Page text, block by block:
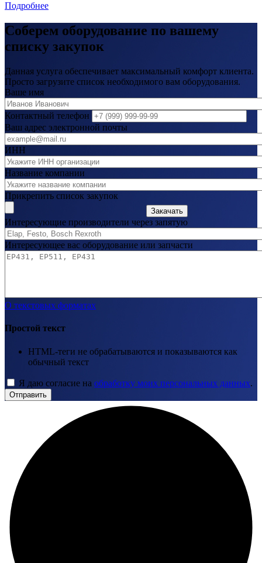
Подробнее
Соберем оборудование по вашему
списку закупок
Данная услуга обеспечивает максимальный комфорт клиента.
Просто загрузите список необходимого вам оборудования.
Ваше имя
Контактный телефон
Ваш адрес электронной почты
ИНН
Название компании
Прикрепить список закупок
Закачать
Интересующие производители через запятую
Интересующее вас оборудование или запчасти
О текстовых форматах
Простой текст
HTML-теги не обрабатываются и показываются как
обычный текст
Я даю согласие на обработку моих персональных данных.
Отправить